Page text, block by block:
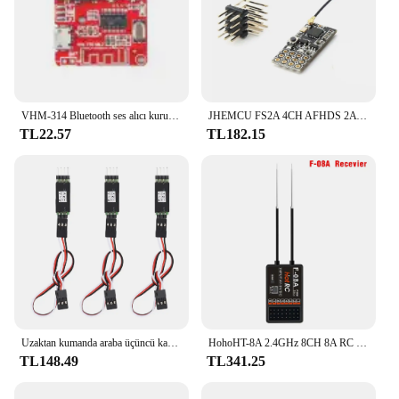
TL22.57
JHEMCU FS2A 4CH AFHDS 2A Mini Uyumlu Alıcı PWM Çıkışı Flysky i6 i6X i6S/FS-i6 FS-i6X FS-i6S Verici
TL182.15
TL148.49 TL341.25